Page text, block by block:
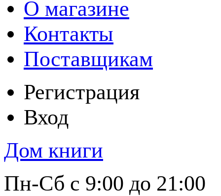
О магазине
Контакты
Поставщикам
Регистрация
Вход
Дом книги
Пн-Сб с 9:00 до 21:00